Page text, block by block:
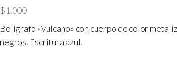
$1.000
Bolígrafo «Vulcano» con cuerpo de color
negros. Escritura azul.